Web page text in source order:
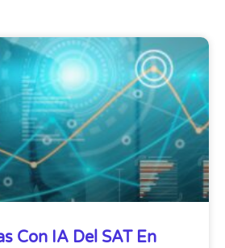
Con IA Del SAT En